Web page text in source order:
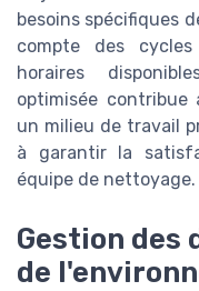
besoins spécifiques
compte des
horaires
optimisée
un milieu de travail
à garantir la
équipe de nettoyage.
Gestion des
de